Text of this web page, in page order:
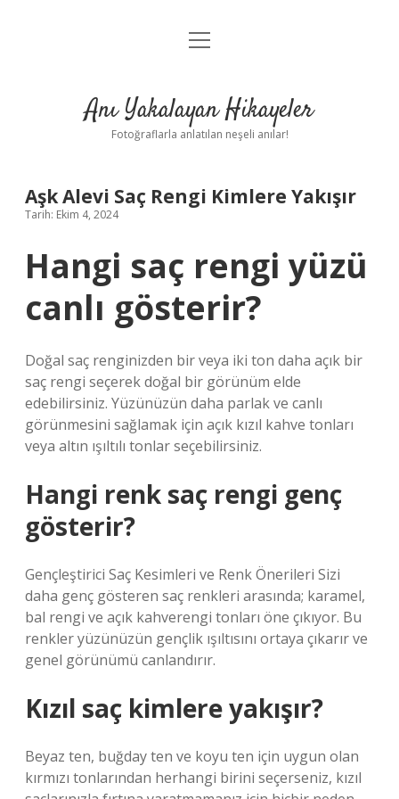
Anasayfa
Yasal Uyarı
menüyü
Anı Yakalayan Hikayeler
Fotoğraflarla anlatılan neşeli anılar!
Aşk Alevi Saç Rengi Kimlere Yakışır
Tarih: Ekim 4, 2024
Hangi saç rengi yüzü
canlı gösterir?
Doğal saç renginizden bir veya iki ton daha açık bir
saç rengi seçerek doğal bir görünüm elde
edebilirsiniz. Yüzünüzün daha parlak ve canlı
görünmesini sağlamak için açık kızıl kahve tonları
veya altın ışıltılı tonlar seçebilirsiniz.
Hangi renk saç rengi genç
gösterir?
Gençleştirici Saç Kesimleri ve Renk Önerileri Sizi
daha genç gösteren saç renkleri arasında; karamel,
bal rengi ve açık kahverengi tonları öne çıkıyor. Bu
renkler yüzünüzün gençlik ışıltısını ortaya çıkarır ve
genel görünümü canlandırır.
Kızıl saç kimlere yakışır?
Beyaz ten, buğday ten ve koyu ten için uygun olan
kırmızı tonlarından herhangi birini seçerseniz, kızıl